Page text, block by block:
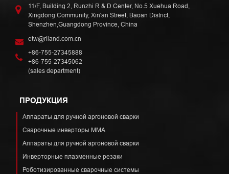
11/F, Building 2, Runzhi R & D Center, No.5 Xuehua Road,
Xingdong Community, Xin'an Street, Baoan District,
Shenzhen,Guangdong Province, China
etw@riland.com.cn
+86-755-27345888
+86-755-27345062
(sales department)
ПРОДУКЦИЯ
Аппараты для ручной аргоновой сварки
Сварочные инверторы ММА
Аппараты для ручной аргоновой сварки
Инверторные плазменные резаки
Роботизированные сварочные системы